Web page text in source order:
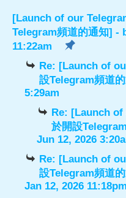
[Launch of our
Telegram頻道的通知] -
11:22am
Re: [Launch of
設Telegram頻道
5:29am
Re: [Launch of
於開設
Jun 12, 2026
Re: [Launch of
設Telegram頻道
Jan 12, 2026 11:18pm